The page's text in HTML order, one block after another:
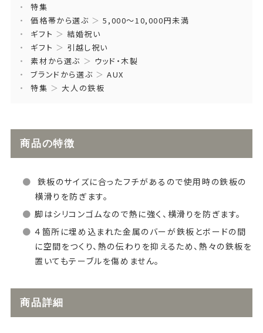
特集
価格帯から選ぶ ＞ 5,000～10,000円未満
ギフト ＞ 結婚祝い
ギフト ＞ 引越し祝い
素材から選ぶ ＞ ウッド・木製
ブランドから選ぶ ＞ AUX
特集 ＞ 大人の鉄板
商品の特徴
鉄板のサイズに合ったフチがあるので使用時の鉄板の
横滑りを防ぎます。
脚はシリコンゴムなので熱に強く、横滑りを防ぎます。
４箇所に埋め込まれた金属のバーが鉄板とボードの間
に空間をつくり、熱の伝わりを抑えるため、熱々の鉄板を
置いてもテーブルを傷めません。
商品詳細